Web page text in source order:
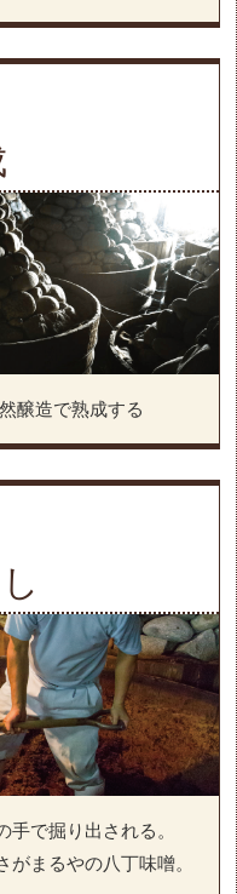
醸造で熟成する
で掘り出される。
まるやの八丁味噌。